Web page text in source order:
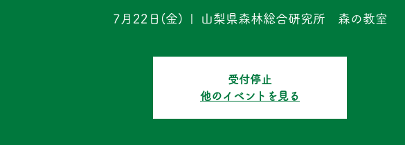
7月22日(金) 山梨県森林総合研究所 森の教室
受付停止
他のイベントを見る